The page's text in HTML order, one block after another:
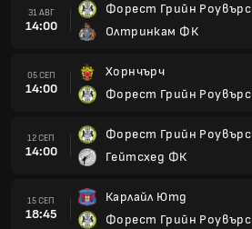
31 АВГ
14:00
Форест Грийн Роувърс
Олтринкам ФК
05 СЕП
14:00
Хорнчърч
Форест Грийн Роувърс
12 СЕП
14:00
Форест Грийн Роувърс
Гейтсхед ФК
15 СЕП
18:45
Карлайл Ютд
Форест Грийн Роувърс